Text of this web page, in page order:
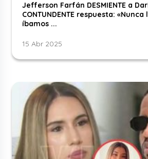
Jefferson Farfán DESMIENTE a
CONTUNDENTE respuesta:
íbamos ...
15 Abr 2025